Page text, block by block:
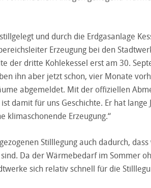
und durch die Erdgasanlage
Erzeugung bei den
der dritte Kohlekessel erst am 30.
ihn aber jetzt schon, vier Monate
abgemeldet. Mit der offiziellen
damit für uns Geschichte. Er hat lange
klimaschonende Erzeugung.“
Stilllegung auch dadurch,
Da der Wärmebedarf im Sommer
sich relativ schnell für die